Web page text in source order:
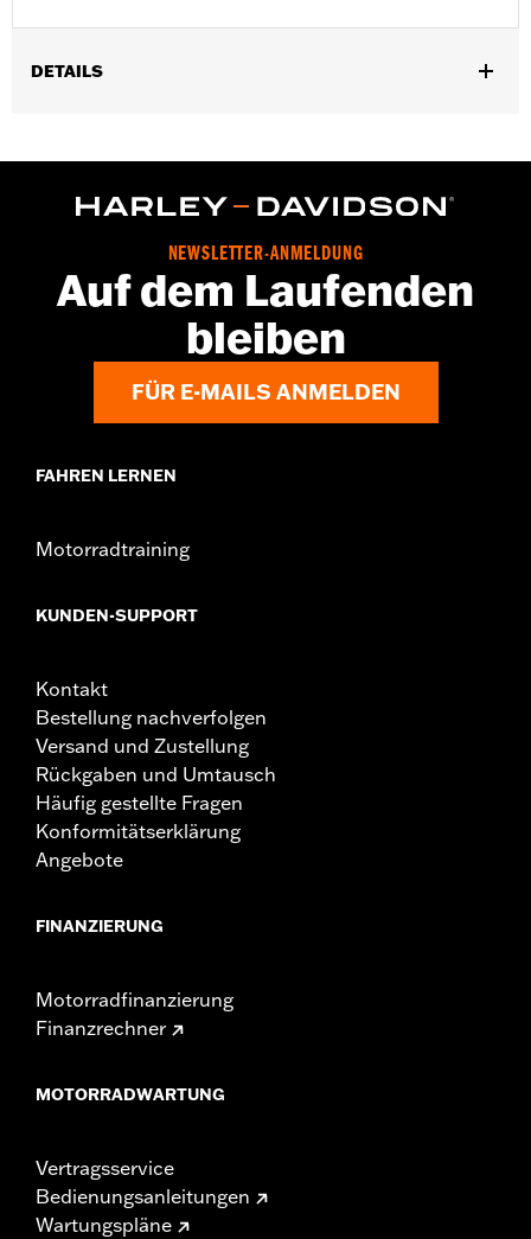
DETAILS
FLHXSTSE ab ’26) mit farblich abgestimmten Hartschalen-
Seitenkoffern. Nicht für FLHXSE oder Modelle mit
Satteltaschendeckel-Lautsprechern oder Sozius-Armlehnen-
Installationsanleitung
Beleuchtungskit für Air Wing P/N 68000114
In Einheiten erhältlich: Paar
NEWSLETTER-ANMELDUNG
Auf dem Laufenden
bleiben
FÜR E-MAILS ANMELDEN
FAHREN LERNEN
Motorradtraining
KUNDEN-SUPPORT
Kontakt
Bestellung nachverfolgen
Versand und Zustellung
Rückgaben und Umtausch
Häufig gestellte Fragen
Konformitätserklärung
Angebote
FINANZIERUNG
Motorradfinanzierung
Finanzrechner
MOTORRADWARTUNG
Vertragsservice
Bedienungsanleitungen
Wartungspläne